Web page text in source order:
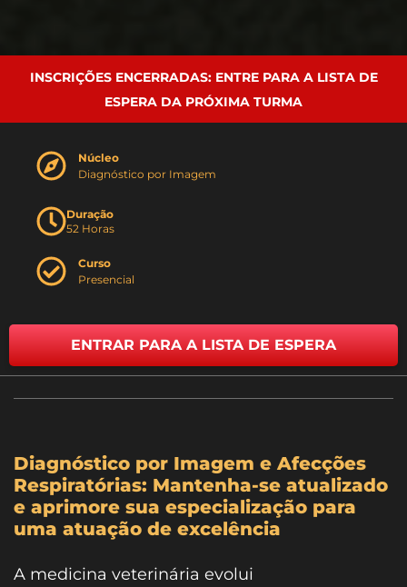
INSCRIÇÕES ENCERRADAS: ENTRE PARA A LISTA DE
ESPERA DA PRÓXIMA TURMA
Núcleo
Diagnóstico por Imagem
Duração
52 Horas
Curso
Presencial
ENTRAR PARA A LISTA DE ESPERA
Diagnóstico por Imagem e Afecções
Respiratórias: Mantenha-se atualizado
e aprimore sua especialização para
uma atuação de excelência
A medicina veterinária evolui